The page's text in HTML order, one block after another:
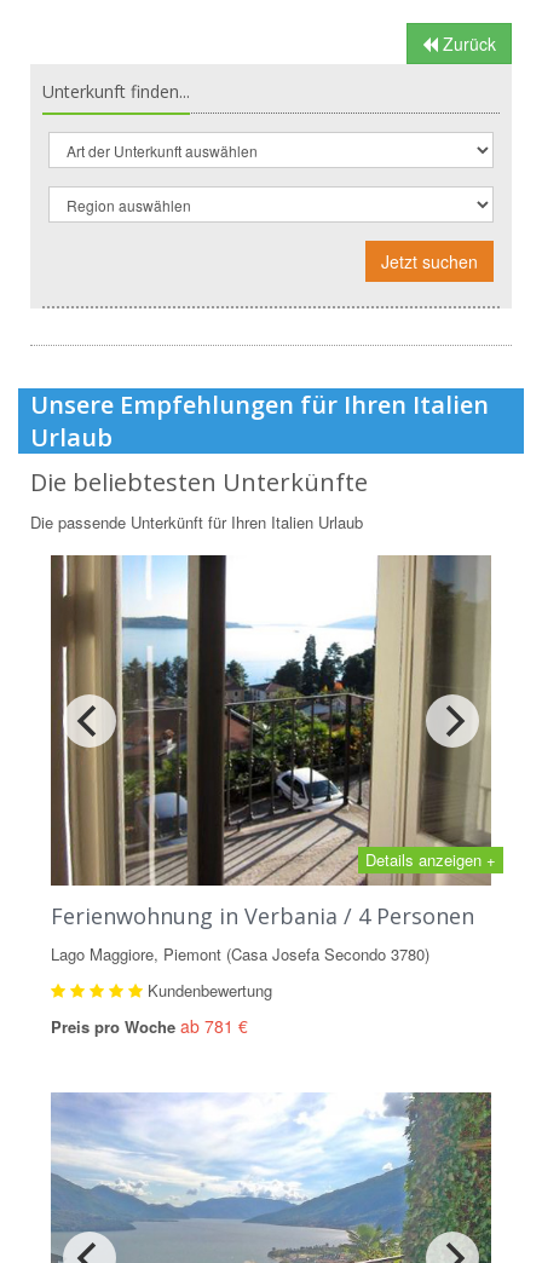
Zurück
Unterkunft finden...
Jetzt suchen
Unsere Empfehlungen für Ihren Italien
Urlaub
Die beliebtesten Unterkünfte
Die passende Unterkünft für Ihren Italien Urlaub
Details anzeigen +
Ferienwohnung in Verbania / 4 Personen
Lago Maggiore, Piemont (Casa Josefa Secondo 3780)
Kundenbewertung
Preis pro Woche ab 781 €